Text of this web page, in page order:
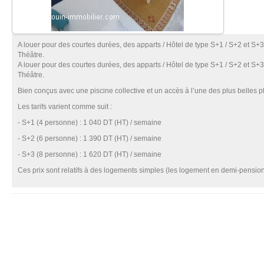
A louer pour des courtes durées, des apparts / Hôtel de type S+1 / S+2 et
Théâtre.
A louer pour des courtes durées, des apparts / Hôtel de type S+1 / S+2 et
Théâtre.
Bien conçus avec une piscine collective et un accès à l’une des plus belles
Les tarifs varient comme suit :
- S+1 (4 personne) : 1 040 DT (HT) / semaine
- S+2 (6 personne) : 1 390 DT (HT) / semaine
- S+3 (8 personne) : 1 620 DT (HT) / semaine
Ces prix sont relatifs à des logements simples (les logement en demi-